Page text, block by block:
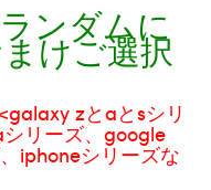
ンダムに
けご選択
zとaとsシリ
リーズ、google
iphoneシリーズな